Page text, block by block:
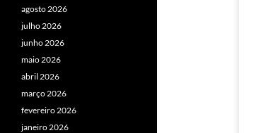
agosto 2026
julho 2026
junho 2026
maio 2026
abril 2026
março 2026
fevereiro 2026
janeiro 2026